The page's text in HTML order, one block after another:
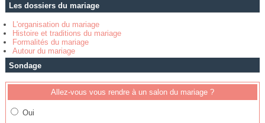
Les dossiers du mariage
L'organisation du mariage
Histoire et traditions du mariage
Formalités du mariage
Autour du mariage
Sondage
Allez-vous vous rendre à un salon du mariage ?
Oui